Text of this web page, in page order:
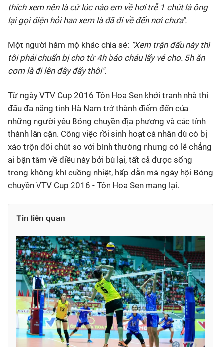
thích xem nên là cứ lúc nào em về hơi trễ 1 chút là ông
lại gọi điện hỏi han xem là đã đi về đến nơi chưa".
Một người hâm mộ khác chia sẻ: "Xem trận đấu này thì
tôi phải chuẩn bị cho từ 4h bảo cháu lấy vé cho. 5h ăn
cơm là đi lên đây đấy thôi".
Từ ngày VTV Cup 2016 Tôn Hoa Sen khởi tranh nhà thi
đấu đa năng tỉnh Hà Nam trở thành điểm đến của
những người yêu Bóng chuyền địa phương và các tỉnh
thành lân cận. Công việc rồi sinh hoạt cá nhân dù có bị
xáo trộn đôi chút so với bình thường nhưng có lẽ chẳng
ai bận tâm về điều này bởi bù lại, tất cả được sống
trong không khí cuồng nhiệt, hấp dẫn mà ngày hội Bóng
chuyền VTV Cup 2016 - Tôn Hoa Sen mang lại.
Tin liên quan